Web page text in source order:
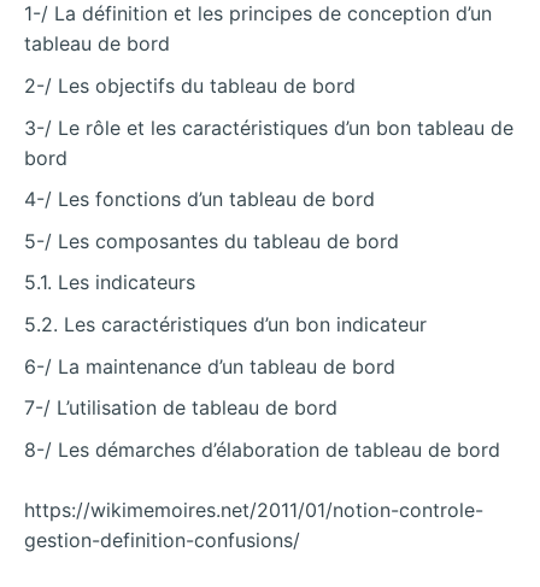
1-/ La définition et les principes de conception d’un
tableau de bord
2-/ Les objectifs du tableau de bord
3-/ Le rôle et les caractéristiques d’un bon tableau de
bord
4-/ Les fonctions d’un tableau de bord
5-/ Les composantes du tableau de bord
5.1. Les indicateurs
5.2. Les caractéristiques d’un bon indicateur
6-/ La maintenance d’un tableau de bord
7-/ L’utilisation de tableau de bord
8-/ Les démarches d’élaboration de tableau de bord
https://wikimemoires.net/2011/01/notion-controle-
gestion-definition-confusions/